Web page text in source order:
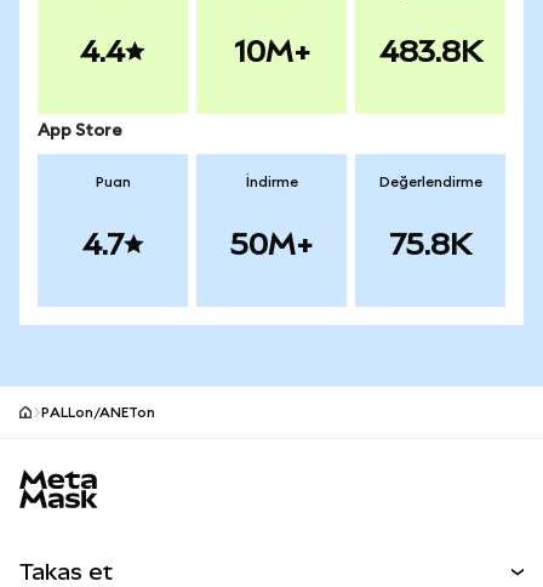
4.4 10M+ 483.8K
App Store
Puan
4.7
İndirme
50M+
Değerlendirme
75.8K
PALLon/ANETon
Takas et